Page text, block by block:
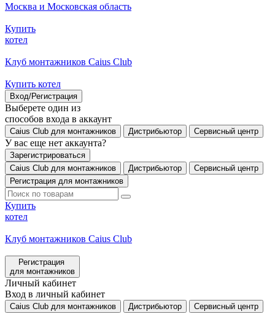
Москва и Московская область
Купить
котел
Клуб монтажников Caius Club
Купить котел
Вход/Регистрация
Выберете один из
способов входа в аккаунт
Caius Club для монтажников Дистрибьютор Сервисный центр
У вас еще нет аккаунта?
Зарегистрироваться
Caius Club для монтажников
Дистрибьютор
Сервисный центр
Регистрация для монтажников
Купить
котел
Клуб монтажников Caius Club
Регистрация
для монтажников
Личный кабинет
Вход в личный кабинет
Caius Club для монтажников Дистрибьютор Сервисный центр